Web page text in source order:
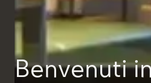
Benvenuti